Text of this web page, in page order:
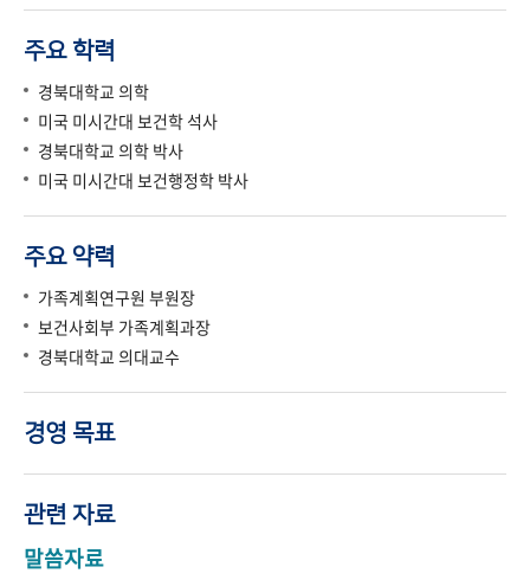
주요 학력
경북대학교 의학
미국 미시간대 보건학 석사
경북대학교 의학 박사
미국 미시간대 보건행정학 박사
주요 약력
가족계획연구원 부원장
보건사회부 가족계획과장
경북대학교 의대교수
경영 목표
관련 자료
말씀자료